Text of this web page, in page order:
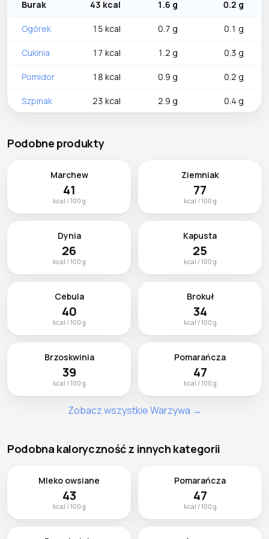
Burak 43 kcal 1.6 g 0.2 g
Ogórek 15 kcal 0.7 g 0.1 g
Cukinia 17 kcal 1.2 g 0.3 g
Pomidor 18 kcal 0.9 g 0.2 g
Szpinak 23 kcal 2.9 g 0.4 g
Podobne produkty
Marchew
41
kcal / 100 g
Ziemniak
77
kcal / 100 g
Dynia
26
kcal / 100 g
Kapusta
25
kcal / 100 g
Cebula
40
kcal / 100 g
Brokuł
34
kcal / 100 g
Brzoskwinia
39
kcal / 100 g
Pomarańcza
47
kcal / 100 g
Zobacz wszystkie Warzywa →
Podobna kaloryczność z innych kategorii
Mleko owsiane
43
kcal / 100 g
Pomarańcza
47
kcal / 100 g